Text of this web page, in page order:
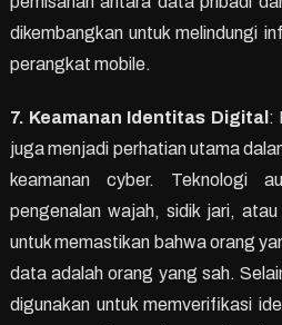
dikembangkan untuk melindungi
perangkat mobile.
7. Keamanan Identitas Digital :
juga menjadi perhatian utama
keamanan cyber. Teknologi
pengenalan wajah, sidik jari,
untuk memastikan bahwa orang
data adalah orang yang sah.
digunakan untuk memverifikasi